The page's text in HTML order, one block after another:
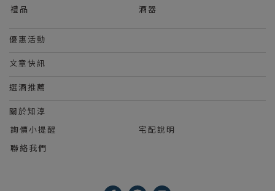
禮品
酒器
優惠活動
文章快訊
選酒推薦
關於知淳
詢價小提醒
宅配說明
聯絡我們